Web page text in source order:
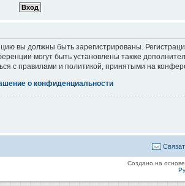
вы должны быть зарегистрированы.
могут быть установлены также
с правилами и политикой, принятыми на
о конфиденциальности
Создано на основе